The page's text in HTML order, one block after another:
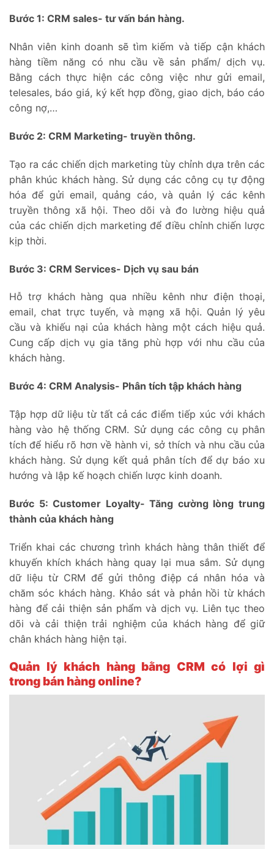
Bước 1: CRM sales- tư vấn bán hàng.
Nhân viên kinh doanh sẽ tìm kiếm và tiếp cận khách
hàng tiềm năng có nhu cầu về sản phẩm/ dịch vụ.
Bằng cách thực hiện các công việc như gửi email,
telesales, báo giá, ký kết hợp đồng, giao dịch, báo cáo
công nợ,…
Bước 2: CRM Marketing- truyền thông.
Tạo ra các chiến dịch marketing tùy chỉnh dựa trên các
phân khúc khách hàng. Sử dụng các công cụ tự động
hóa để gửi email, quảng cáo, và quản lý các kênh
truyền thông xã hội. Theo dõi và đo lường hiệu quả
của các chiến dịch marketing để điều chỉnh chiến lược
kịp thời.
Bước 3: CRM Services- Dịch vụ sau bán
Hỗ trợ khách hàng qua nhiều kênh như điện thoại,
email, chat trực tuyến, và mạng xã hội. Quản lý yêu
cầu và khiếu nại của khách hàng một cách hiệu quả.
Cung cấp dịch vụ gia tăng phù hợp với nhu cầu của
khách hàng.
Bước 4: CRM Analysis- Phân tích tập khách hàng
Tập hợp dữ liệu từ tất cả các điểm tiếp xúc với khách
hàng vào hệ thống CRM. Sử dụng các công cụ phân
tích để hiểu rõ hơn về hành vi, sở thích và nhu cầu của
khách hàng. Sử dụng kết quả phân tích để dự báo xu
hướng và lập kế hoạch chiến lược kinh doanh.
Bước 5: Customer Loyalty- Tăng cường lòng trung
thành của khách hàng
Triển khai các chương trình khách hàng thân thiết để
khuyến khích khách hàng quay lại mua sắm. Sử dụng
dữ liệu từ CRM để gửi thông điệp cá nhân hóa và
chăm sóc khách hàng. Khảo sát và phản hồi từ khách
hàng để cải thiện sản phẩm và dịch vụ. Liên tục theo
dõi và cải thiện trải nghiệm của khách hàng để giữ
chân khách hàng hiện tại.
Quản lý khách hàng bằng CRM có lợi gì
trong bán hàng online?